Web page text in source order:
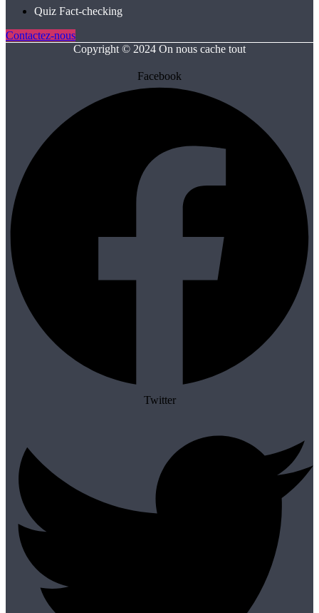
Quiz Fact‑checking
Contactez-nous
Copyright © 2024 On nous cache tout
Facebook
Twitter